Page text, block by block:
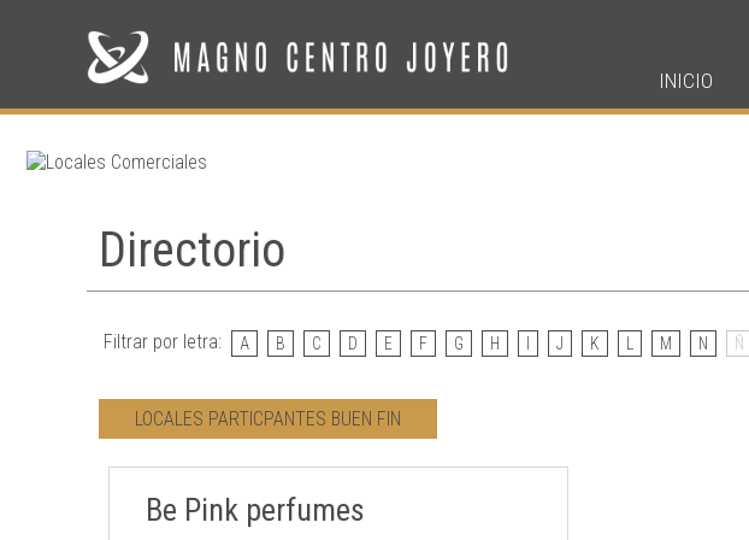
INICIO
Directorio
Filtrar por letra: A B C D E F G H J K M N Ñ
LOCALES PARTICPANTES BUEN FIN
Be Pink perfumes